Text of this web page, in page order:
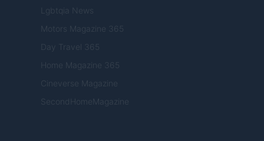
Lgbtqia News
Motors Magazine 365
Day Travel 365
Home Magazine 365
Cineverse Magazine
SecondHomeMagazine